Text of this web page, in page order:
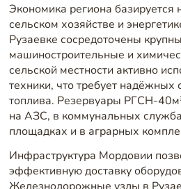
Экономика региона
сельском хозяйстве и
Рузаевке сосредоточены
машиностроительные и
сельской местности активно
техники, что требует надёжных
топлива. Резервуары РГСН-
на АЗС, в коммунальных
площадках и в аграрных
Инфраструктура Мордовии
эффективную доставку